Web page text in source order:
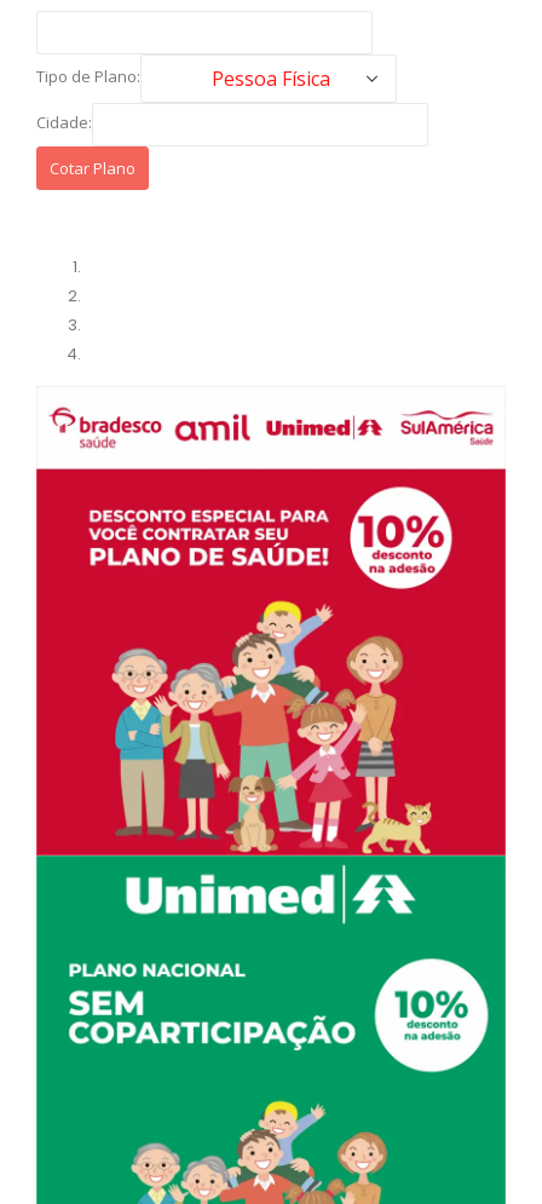
Tipo de Plano:
Cidade: